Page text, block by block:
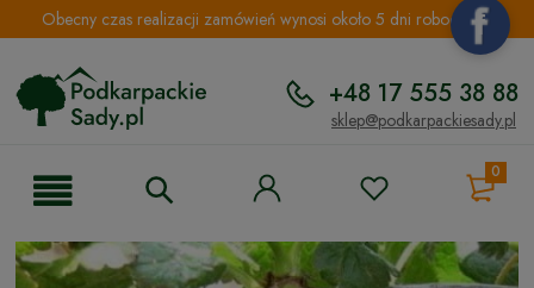
Obecny czas realizacji zamówień wynosi około 5 dni roboczych.
+48 17 555 38 88
sklep@podkarpackiesady.pl
0